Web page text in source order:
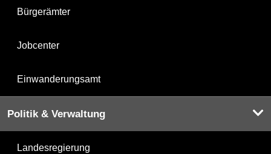
Bürgerämter
Jobcenter
Einwanderungsamt
Politik & Verwaltung
Landesregierung